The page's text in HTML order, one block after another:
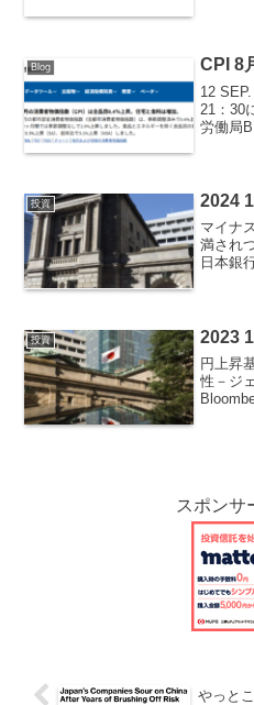
Blog CPI 8
12
21：30
労働局
投資 2024
マイナ
満され
日本銀
全体と
投資 2023
円上昇
性－ジ
スポンサ
やっと